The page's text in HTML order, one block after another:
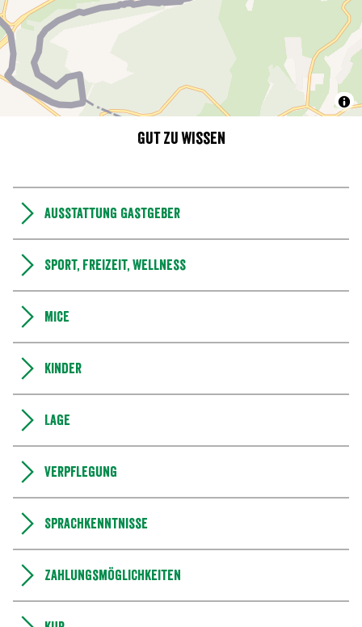
Gut zu wissen
Ausstattung Gastgeber
Sport, Freizeit, Wellness
MICE
Kinder
Lage
Verpflegung
Sprachkenntnisse
Zahlungsmöglichkeiten